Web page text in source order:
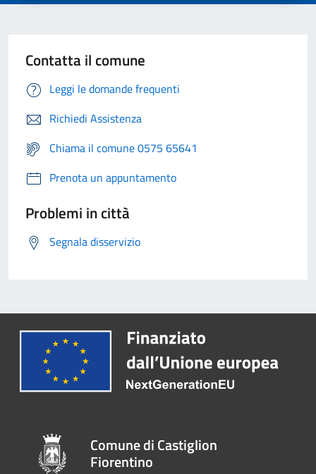
Contatta il comune
Leggi le domande frequenti
Richiedi Assistenza
Chiama il comune 0575 65641
Prenota un appuntamento
Problemi in città
Segnala disservizio
Comune di Castiglion
Fiorentino